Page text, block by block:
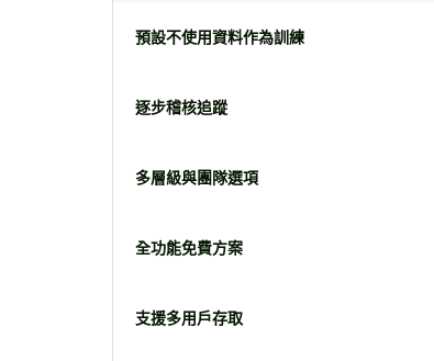
預設不使用資料作為訓練
逐步稽核追蹤
多層級與團隊選項
全功能免費方案
支援多用戶存取